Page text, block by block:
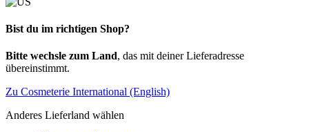
Bist du im richtigen Shop?
Bitte wechsle zum Land, das mit deiner Lieferadresse
übereinstimmt.
Zu Cosmeterie International (English)
Anderes Lieferland wählen